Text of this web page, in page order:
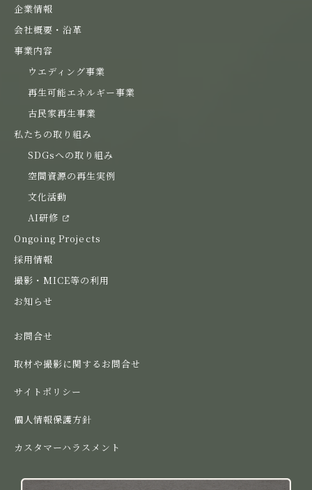
企業情報
会社概要・沿革
事業内容
ウエディング事業
再生可能エネルギー事業
古民家再生事業
私たちの取り組み
SDGsへの取り組み
空間資源の再生実例
文化活動
AI研修
Ongoing Projects
採用情報
撮影・MICE等の利用
お知らせ
お問合せ
取材や撮影に関するお問合せ
サイトポリシー
個人情報保護方針
カスタマーハラスメント